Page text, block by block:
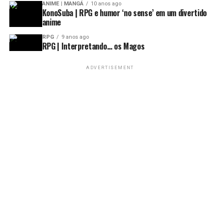
ANIME | MANGÁ 10 anos ago
KonoSuba | RPG e humor ‘no sense’ em um divertido
anime
RPG 9 anos ago
RPG | Interpretando… os Magos
ADVERTISEMENT